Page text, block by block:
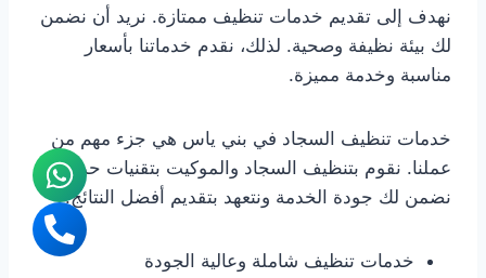
نهدف إلى تقديم خدمات تنظيف ممتازة. نريد أن نضمن
لك بيئة نظيفة وصحية. لذلك، نقدم خدماتنا بأسعار
مناسبة وخدمة مميزة.
خدمات تنظيف السجاد في بني ياس هي جزء مهم من
عملنا. نقوم بتنظيف السجاد والموكيت بتقنيات حديثة.
نضمن لك جودة الخدمة ونتعهد بتقديم أفضل النتائج.
خدمات تنظيف شاملة وعالية الجودة